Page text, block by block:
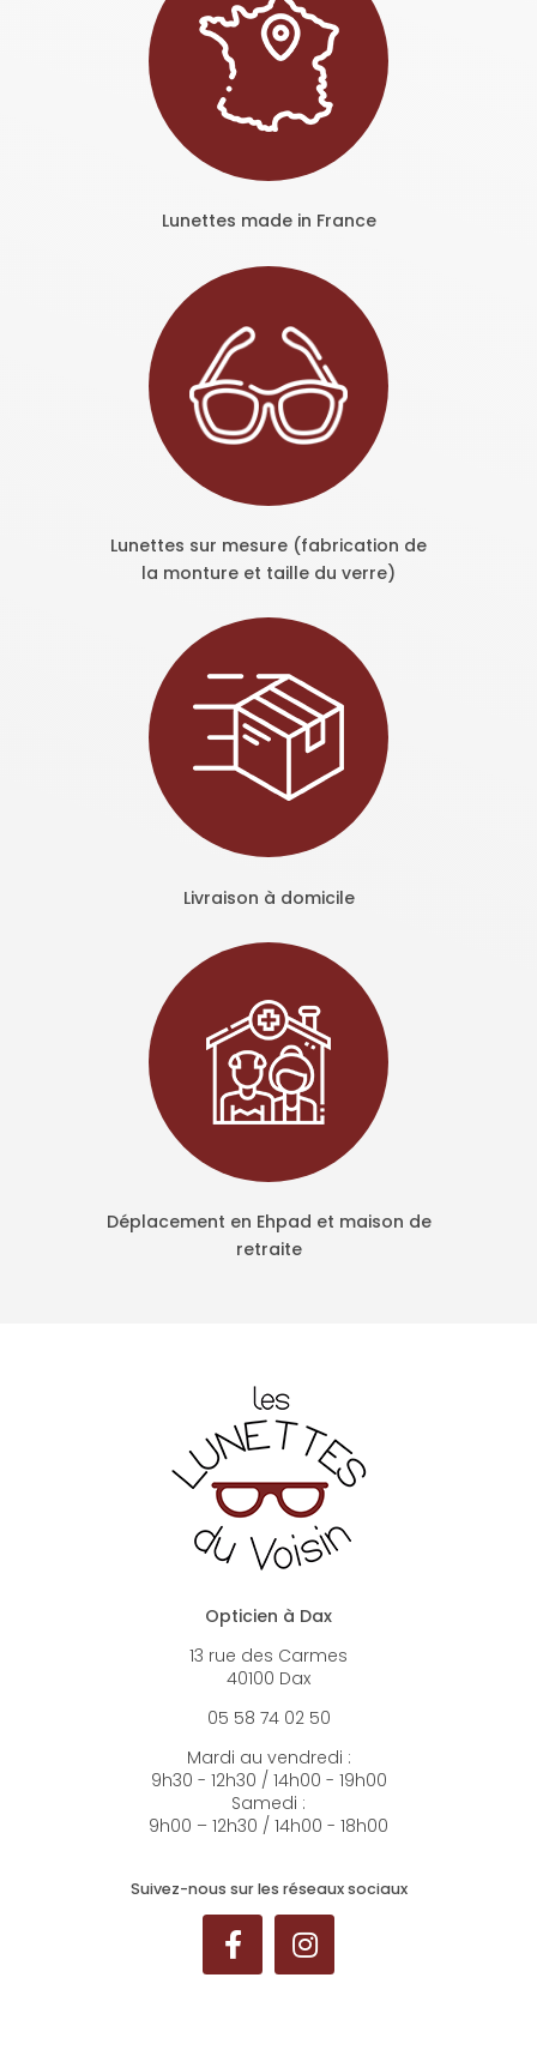
Lunettes made in France
Lunettes sur mesure (fabrication de
la monture et taille du verre)
Livraison à domicile
Déplacement en Ehpad et maison de
retraite
Opticien à Dax
13 rue des Carmes
40100 Dax
05 58 74 02 50
Mardi au vendredi :
9h30 - 12h30 / 14h00 - 19h00
Samedi :
9h00 – 12h30 / 14h00 - 18h00
Suivez-nous sur les réseaux sociaux